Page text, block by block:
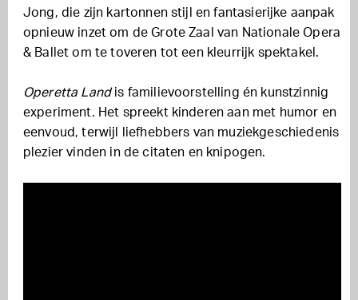
Jong, die zijn kartonnen stijl en fantasierijke aanpak
opnieuw inzet om de Grote Zaal van Nationale Opera
& Ballet om te toveren tot een kleurrijk spektakel.
Operetta Landis familievoorstelling én kunstzinnig
experiment. Het spreekt kinderen aan met humor en
eenvoud, terwijl liefhebbers van muziekgeschiedenis
plezier vinden in de citaten en knipogen.